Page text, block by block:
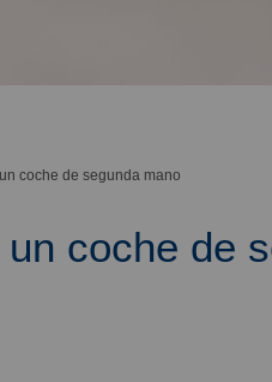
coche de segunda mano
coche de